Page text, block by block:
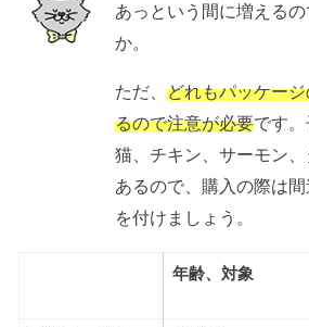
あっという間に増える
か。
ただ、どれもパッケー
るので注意が必要です
猫、チキン、サーモン
あるので、購入の際は
を付けましょう。
年齢、対象